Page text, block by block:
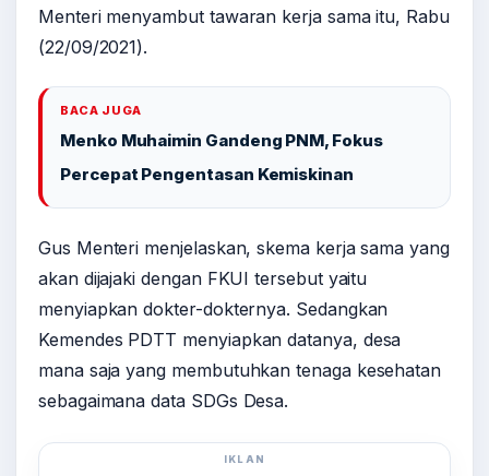
Menteri menyambut tawaran kerja sama itu, Rabu
(22/09/2021).
BACA JUGA
Menko Muhaimin Gandeng PNM, Fokus
Percepat Pengentasan Kemiskinan
Gus Menteri menjelaskan, skema kerja sama yang
akan dijajaki dengan FKUI tersebut yaitu
menyiapkan dokter-dokternya. Sedangkan
Kemendes PDTT menyiapkan datanya, desa
mana saja yang membutuhkan tenaga kesehatan
sebagaimana data SDGs Desa.
IKLAN